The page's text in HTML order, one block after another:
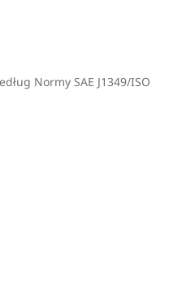
Normy SAE J1349/ISO